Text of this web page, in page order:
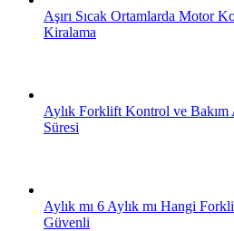
Aşırı Sıcak Ortamlarda Motor
Kiralama
Aylık Forklift Kontrol ve Bakım
Süresi
Aylık mı 6 Aylık mı Hangi
Güvenli